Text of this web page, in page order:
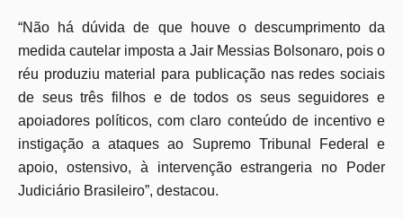
“Não há dúvida de que houve o descumprimento da
medida cautelar imposta a Jair Messias Bolsonaro, pois o
réu produziu material para publicação nas redes sociais
de seus três filhos e de todos os seus seguidores e
apoiadores políticos, com claro conteúdo de incentivo e
instigação a ataques ao Supremo Tribunal Federal e
apoio, ostensivo, à intervenção estrangeria no Poder
Judiciário Brasileiro”, destacou.